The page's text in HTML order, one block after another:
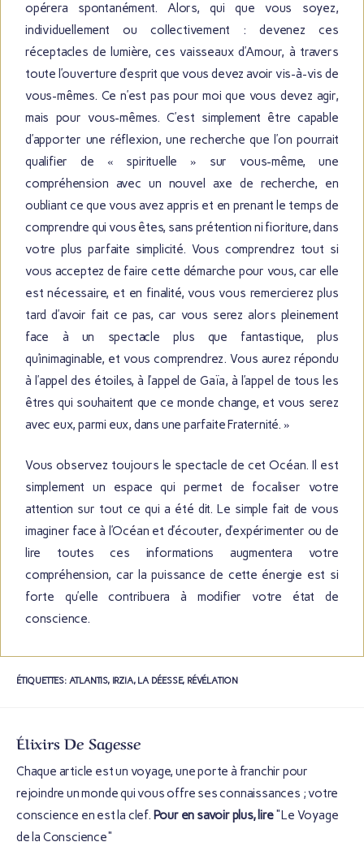
opérera spontanément. Alors, qui que vous soyez,
individuellement ou collectivement : devenez ces
réceptacles de lumière, ces vaisseaux d’Amour, à travers
toute l’ouverture d’esprit que vous devez avoir vis-à-vis de
vous-mêmes. Ce n’est pas pour moi que vous devez agir,
mais pour vous-mêmes. C’est simplement être capable
d’apporter une réflexion, une recherche que l’on pourrait
qualifier de « spirituelle » sur vous-même, une
compréhension avec un nouvel axe de recherche, en
oubliant ce que vous avez appris et en prenant le temps de
comprendre qui vous êtes, sans prétention ni fioriture, dans
votre plus parfaite simplicité. Vous comprendrez tout si
vous acceptez de faire cette démarche pour vous, car elle
est nécessaire, et en finalité, vous vous remercierez plus
tard d’avoir fait ce pas, car vous serez alors pleinement
face à un spectacle plus que fantastique, plus
qu’inimaginable, et vous comprendrez. Vous aurez répondu
à l’appel des étoiles, à l’appel de Gaïa, à l’appel de tous les
êtres qui souhaitent que ce monde change, et vous serez
avec eux, parmi eux, dans une parfaite Fraternité. »
Vous observez toujours le spectacle de cet Océan. Il est
simplement un espace qui permet de focaliser votre
attention sur tout ce qui a été dit. Le simple fait de vous
imaginer face à l’Océan et d’écouter, d’expérimenter ou de
lire toutes ces informations augmentera votre
compréhension, car la puissance de cette énergie est si
forte qu’elle contribuera à modifier votre état de
conscience.
ÉTIQUETTES: ATLANTIS, IRZIA, LA DÉESSE, RÉVÉLATION
Élixirs De Sagesse
Chaque article est un voyage, une porte à franchir pour
rejoindre un monde qui vous offre ses connaissances ; votre
conscience en est la clef. Pour en savoir plus, lire"Le Voyage
de la Conscience"